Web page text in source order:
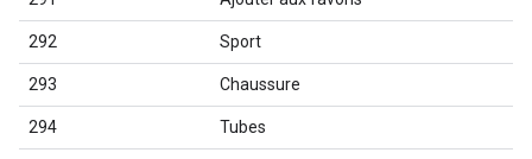
292 Sport
293 Chaussure
294 Tubes